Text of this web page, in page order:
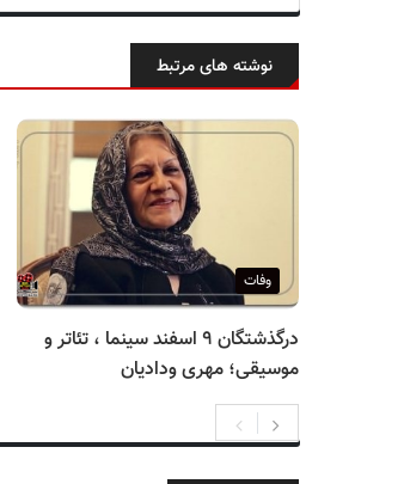
نوشته های مرتبط
وفات
درگذشتگان ۹ اسفند سینما ، تئاتر و
موسیقی؛ مهری ودادیان